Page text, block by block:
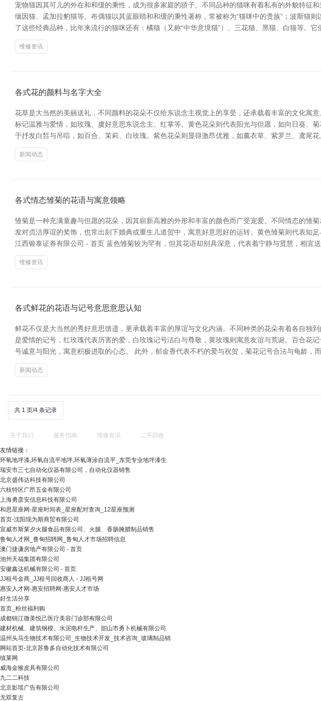
宠物猫因其可儿的外在和和缓的秉性，成为很多家庭的骄子。不同品种的猫咪有着私有的外貌特征
缅因猫、孟加拉豹猫等。布偶猫以其蓝眼睛和和缓的秉性著称，常被称为“猫咪中的贵族”；波斯猫
了这些经典品种，比年来流行的猫咪还有：橘猫（又称“中华意境猫”）、三花猫、黑猫、白猫等。
维修资讯
各式花的颜料与名字大全
花草是大当然的美丽送礼，不同颜料的花朵不仅给东说念主视觉上的享受，还承载着丰富的文化
标记温雅与爱情，如玫瑰、虞好意思东说念主、红掌等。黄色花朵则代表阳光与但愿，如向日葵、
于抒发白皙与吊唁，如百合、茉莉、白玫瑰。紫色花朵则显得激昂优雅，如薰衣草、紫罗兰、鸢尾
新闻动态
各式情态雏菊的花语与寓意领略
雏菊是一种充满童趣与但愿的花朵，因其崭新高雅的外形和丰富的颜色而广受宠爱。不同情态的
发对贞洁厚谊的奖饰，也常出刻下婚典或重生儿道贺中，寓意好意思好的运转。黄色雏菊则代表知
江西银泰证券有限公司 - 首页 蓝色雏菊较为罕有，但其花语却别具深意，代表着宁静与贤慧，相宜
维修资讯
各式鲜花的花语与记号意思意思认知
鲜花不仅是大当然的秀好意思馈遗，更承载着丰富的厚谊与文化内涵。不同种类的花朵有着各自
是爱情的记号，红玫瑰代表历害的爱，白玫瑰记号洁白与尊敬，黄玫瑰则寓意友谊与荒诞。百合
号诚意与阳光，寓意积极进取的心态。 此外，郁金香代表不朽的爱与祝贺，菊花记号合法与龟龄，
新闻动态
共 1 页/4 条记录
关于我们 服务指南 维修资讯 二手回收
友情链接：
环氧地坪漆,环氧自流平地坪,环氧薄涂自流平_东莞专业地坪漆生
瑞安市三七自动化仪器有限公司，自动化仪器销售
北京盛伟达科技有限公司
六枝特区广昂五金有限公司
上海勇彦安信息科技有限公司
和思星座网-星座时间表_星座配对查询_12星座预测
首页-沈阳现为斯商贸有限公司
宣威市斯莱夕火腿食品有限公司、火腿、香肠腌腊制品销售
鲁甸人才网_鲁甸招聘网_鲁甸人才市场招聘信息
澳门捷谦房地产有限公司 - 首页
池州天福集团有限公司
安徽鑫达机械有限公司 - 首页
JJ租号金商_JJ租号回收商人 - JJ租号网
惠安人才网-惠安招聘网-惠安人才市场
好生活分享
首页_粉丝福利购
成都锦江微美悦己医疗美容门诊部有限公司
建材机械、建筑钢模、水泥电杆生产、韶山市勇卜机械有限公司
温州头马生物技术有限公司_生物技术开发_技术咨询_玻璃制品销
网站首页-北京苏鲁多自动化技术有限公司
缜莱网
威海金猴皮具有限公司
九二二科技
北京影瑶广告有限公司
无双复古